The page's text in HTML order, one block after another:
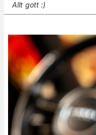
Allt gott :)